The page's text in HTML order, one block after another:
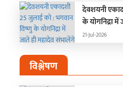
देवशयनी
के योगनिद्रा
संचालन, चार
21-Jul-2026
विश्लेषण